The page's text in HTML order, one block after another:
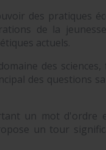
des pratiques
de la
actuels.
des sciences,
des questions
un mot d'ordre
un tour